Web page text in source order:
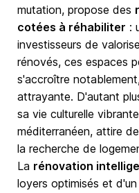
mutation, propose des
cotées à réhabiliter :
investisseurs de
rénovés, ces espaces
s'accroître
attrayante. D'autant
sa vie culturelle
méditerranéen, attire
la recherche de
La rénovation
loyers optimisés et